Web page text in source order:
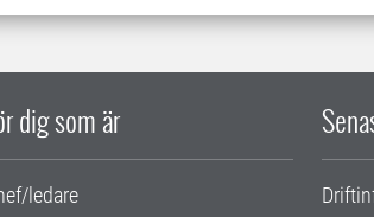
dig som är
ledare